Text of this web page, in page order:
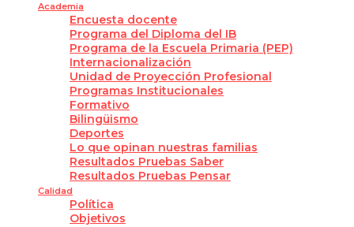
Academia
Encuesta docente
Programa del Diploma del IB
Programa de la Escuela Primaria (PEP)
Internacionalización
Unidad de Proyección Profesional
Programas Institucionales
Formativo
Bilingüismo
Deportes
Lo que opinan nuestras familias
Resultados Pruebas Saber
Resultados Pruebas Pensar
Calidad
Política
Objetivos